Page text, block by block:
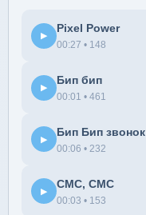
▶
Pixel Power
00:27 • 148
▶
Бип бип
00:01 • 461
▶
Бип Бип звонок
00:06 • 232
▶
СМС, СМС
00:03 • 153